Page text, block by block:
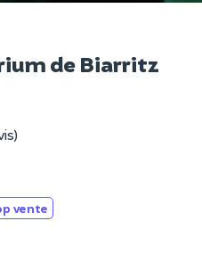
de Biarritz
vente